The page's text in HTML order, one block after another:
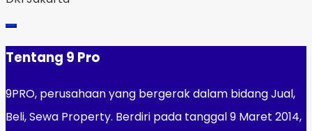
Tentang 9 Pro
9PRO, perusahaan yang bergerak dalam bidang Jual,
Beli, Sewa Property. Berdiri pada tanggal 9 Maret 2014,